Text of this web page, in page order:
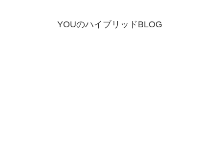
YOUのハイブリッドBLOG